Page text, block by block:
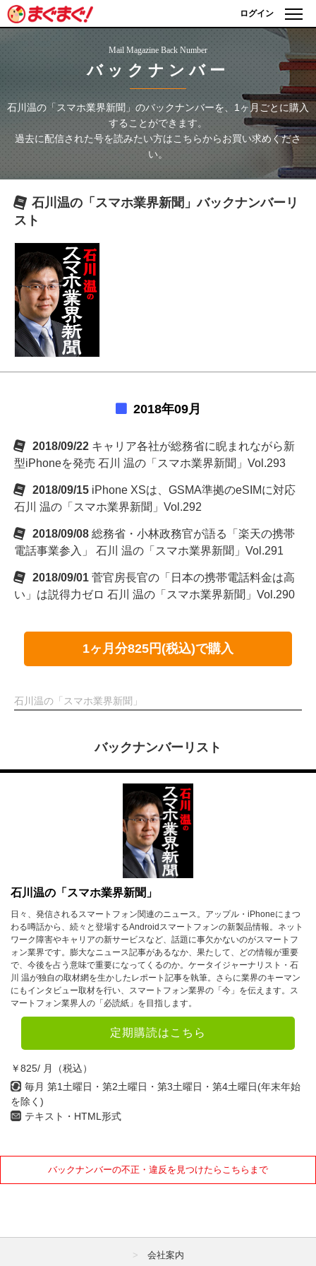
ログイン
Mail Magazine Back Number
バックナンバー
石川温の「スマホ業界新聞」 のバックナンバーを、1ヶ月ごとに購入
することができます。
過去に配信された号を読みたい方はこちらからお買い求めくださ
い。
石川温の「スマホ業界新聞」バックナンバーリ
スト
2018年09月
2018/09/22 キャリア各社が総務省に睨まれながら新
型iPhoneを発売 石川 温の「スマホ業界新聞」Vol.293
2018/09/15 iPhone XSは、GSMA準拠のeSIMに対応
石川 温の「スマホ業界新聞」Vol.292
2018/09/08 総務省・小林政務官が語る「楽天の携帯
電話事業参入」 石川 温の「スマホ業界新聞」Vol.291
2018/09/01 菅官房長官の「日本の携帯電話料金は高
い」は説得力ゼロ 石川 温の「スマホ業界新聞」Vol.290
1ヶ月分825円(税込)で購入
石川温の「スマホ業界新聞」
バックナンバーリスト
石川温の「スマホ業界新聞」
日々、発信されるスマートフォン関連のニュース。アップル・iPhoneにまつ
わる噂話から、続々と登場するAndroidスマートフォンの新製品情報。ネット
ワーク障害やキャリアの新サービスなど、話題に事欠かないのがスマートフ
ォン業界です。膨大なニュース記事があるなか、果たして、どの情報が重要
で、今後を占う意味で重要になってくるのか。ケータイジャーナリスト・石
川 温が独自の取材網を生かしたレポート記事を執筆。さらに業界のキーマン
にもインタビュー取材を行い、スマートフォン業界の「今」を伝えます。ス
マートフォン業界人の「必読紙」を目指します。
定期購読はこちら
￥825/ 月（税込）
毎月 第1土曜日・第2土曜日・第3土曜日・第4土曜日(年末年始
を除く)
テキスト・HTML形式
バックナンバーの不正・違反を見つけたらこちらまで
会社案内